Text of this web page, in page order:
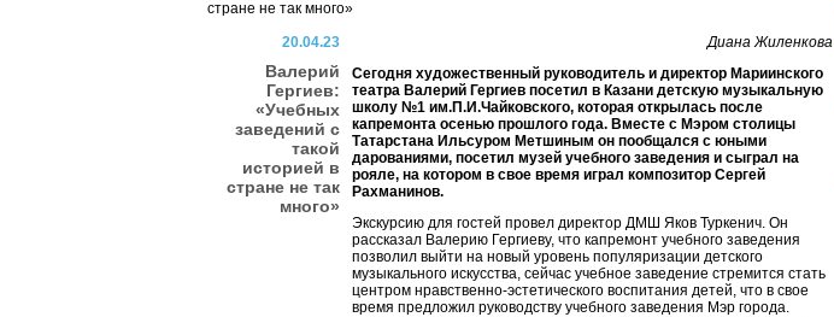
стране не так много»
20.04.23
Валерий
Гергиев:
«Учебных
заведений с
такой
историей в
стране не так
много»
Диана Жиленкова
Сегодня художественный руководитель и директор Мариинского
театра Валерий Гергиев посетил в Казани детскую музыкальную
школу №1 им.П.И.Чайковского, которая открылась после
капремонта осенью прошлого года. Вместе с Мэром столицы
Татарстана Ильсуром Метшиным он пообщался с юными
дарованиями, посетил музей учебного заведения и сыграл на
рояле, на котором в свое время играл композитор Сергей
Рахманинов.
Экскурсию для гостей провел директор ДМШ Яков Туркенич. Он
рассказал Валерию Гергиеву, что капремонт учебного заведения
позволил выйти на новый уровень популяризации детского
музыкального искусства, сейчас учебное заведение стремится стать
центром нравственно-эстетического воспитания детей, что в свое
время предложил руководству учебного заведения Мэр города.